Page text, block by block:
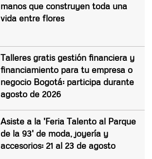
manos que construyen toda una
vida entre flores
Talleres gratis gestión financiera y
financiamiento para tu empresa o
negocio Bogotá: participa durante
agosto de 2026
Asiste a la 'Feria Talento al Parque
de la 93' de moda, joyería y
accesorios: 21 al 23 de agosto